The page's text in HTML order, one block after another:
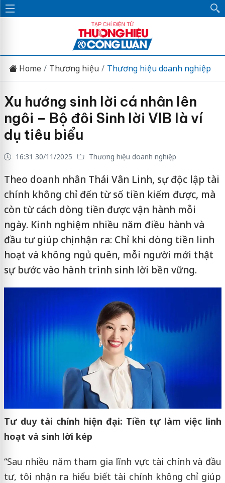
Home Thương hiệu Thương hiệu doanh nghiệp
Xu hướng sinh lời cá nhân lên
ngôi – Bộ đôi Sinh lời VIB là ví
dụ tiêu biểu
16:31 30/11/2025 Thương hiệu doanh nghiệp
Theo doanh nhân Thái Vân Linh, sự độc lập tài
chính không chỉ đến từ số tiền kiếm được, mà
còn từ cách dòng tiền được vận hành mỗi
ngày. Kinh nghiệm nhiều năm điều hành và
đầu tư giúp chị nhận ra: Chỉ khi dòng tiền linh
hoạt và không ngủ quên, mỗi người mới thật
sự bước vào hành trình sinh lời bền vững.
Tư duy tài chính hiện đại: Tiền tự làm việc linh
hoạt và sinh lời kép
“Sau nhiều năm tham gia lĩnh vực tài chính và đầu
tư, tôi nhận ra hiểu biết tài chính không chỉ giúp